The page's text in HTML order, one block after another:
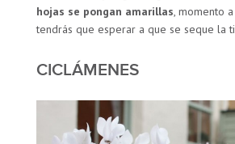
hojas se pongan amarillas, momento
tendrás que esperar a que se seque la
CICLÁMENES